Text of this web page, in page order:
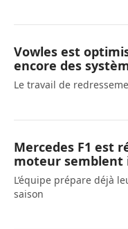
Vowles est
encore des
Le travail de
Mercedes F1 est
moteur semblent
L’équipe prépare déjà
saison